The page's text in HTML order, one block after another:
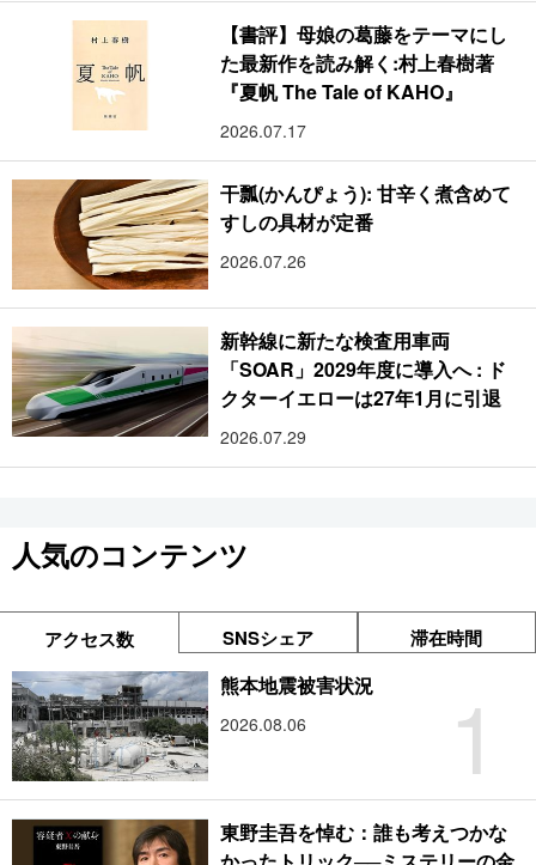
【書評】母娘の葛藤をテーマにし
た最新作を読み解く:村上春樹著
『夏帆 The Tale of KAHO』
2026.07.17
干瓢(かんぴょう): 甘辛く煮含めて
すしの具材が定番
2026.07.26
新幹線に新たな検査用車両
「SOAR」2029年度に導入へ : ド
クターイエローは27年1月に引退
2026.07.29
人気のコンテンツ
アクセス数 SNSシェア 滞在時間
1
熊本地震被害状況
2026.08.06
東野圭吾を悼む：誰も考えつかな